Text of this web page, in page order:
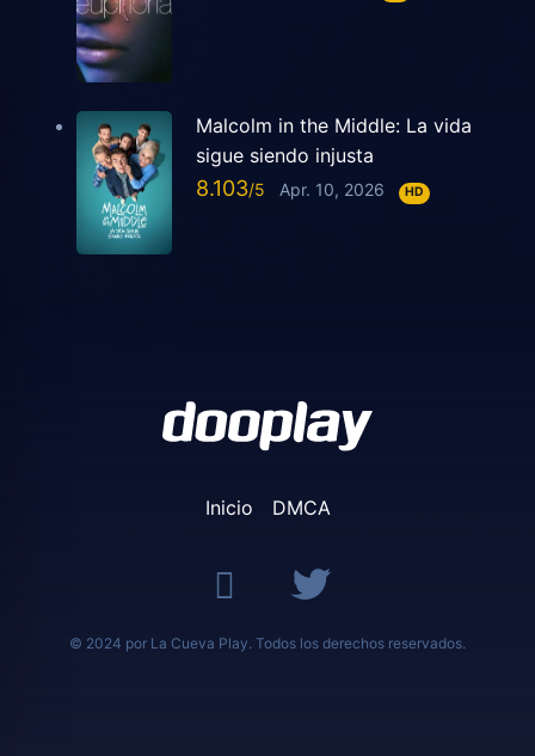
Malcolm in the Middle: La vida
sigue siendo injusta
8.103 Apr. 10, 2026 HD
Inicio DMCA
© 2024 por La Cueva Play. Todos los derechos reservados.